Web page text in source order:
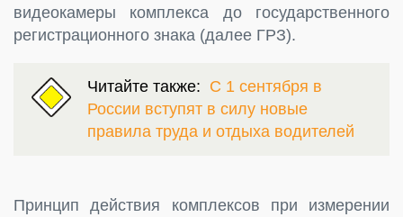
видеокамеры комплекса до государственного
регистрационного знака (далее ГРЗ).
Читайте также: С 1 сентября в
России вступят в силу новые
правила труда и отдыха водителей
Принцип действия комплексов при измерении